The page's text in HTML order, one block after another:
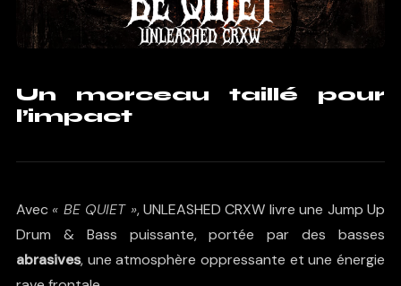
Un morceau taillé pour
l’impact
Avec « BE QUIET », UNLEASHED CRXW livre une Jump Up
Drum & Bass puissante, portée par des basses
abrasives, une atmosphère oppressante et une énergie